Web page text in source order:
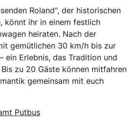
Roland“, der historischen
könnt ihr in einem festlich
heiraten. Nach der
gemütlichen 30 km/h bis zur
ein Erlebnis, das Tradition und
zu 20 Gäste können mitfahren
gemeinsam mit euch
Putbus